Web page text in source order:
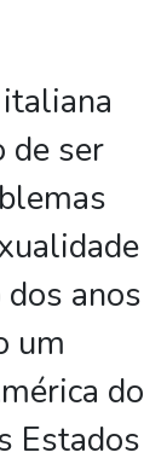
de ser
anos
um
do
Estados